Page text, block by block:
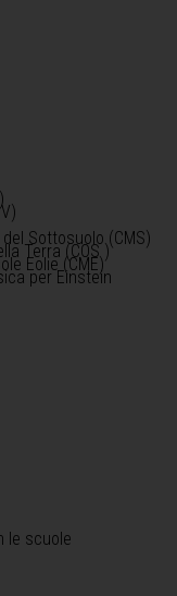
Sottosuolo (CMS)
Terra (COS )
Eolie (CME)
per Einstein
le scuole